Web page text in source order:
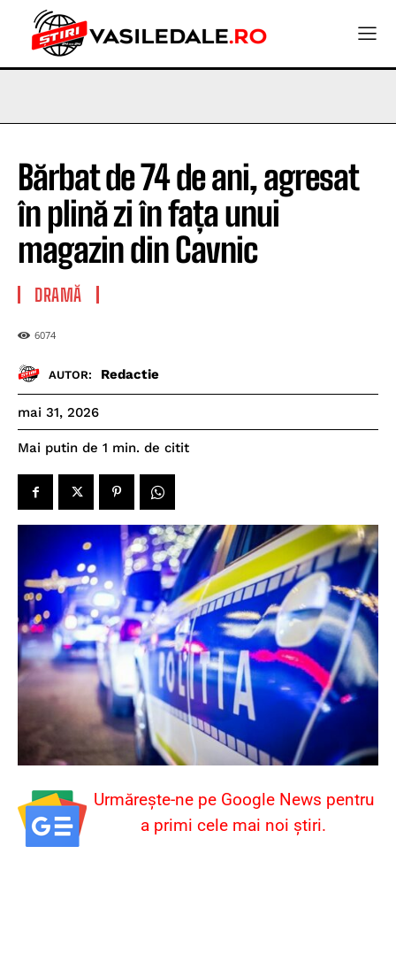
Bărbat de 74 de ani, agresat
în plină zi în fața unui
magazin din Cavnic
DRAMĂ
6074
AUTOR: Redactie
mai 31, 2026
Mai putin de 1 min. de citit
Urmărește-ne pe Google News pentru
a primi cele mai noi știri.